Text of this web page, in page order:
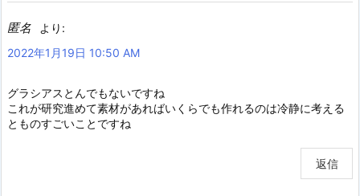
匿名
より:
2022年1月19日 10:50 AM
グラシアスとんでもないですね
これが研究進めて素材があればいくらでも作れるのは冷静に考える
とものすごいことですね
返信